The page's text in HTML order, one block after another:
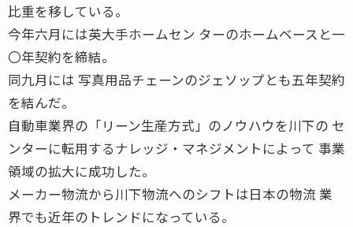
比重を移している。
今年六月には英大手ホームセン ターのホームベースと一
〇年契約を締結。
同九月には 写真用品チェーンのジェソップとも五年契約
を結んだ。
自動車業界の「リーン生産方式」のノウハウを川下の セ
ンターに転用するナレッジ・マネジメントによって 事業
領域の拡大に成功した。
メーカー物流から川下物流へのシフトは日本の物流 業
界でも近年のトレンドになっている。